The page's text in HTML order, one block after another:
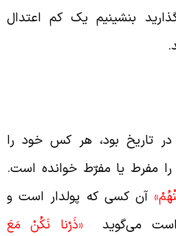
بنشینیم یک کم اعتدال
تاریخ بود، هر کس خود را
مفرط یا مفرّط خوانده است.
آن کسی که پولدار است و
می‌گوید
«ذَرْنا نَكُنْ مَعَ